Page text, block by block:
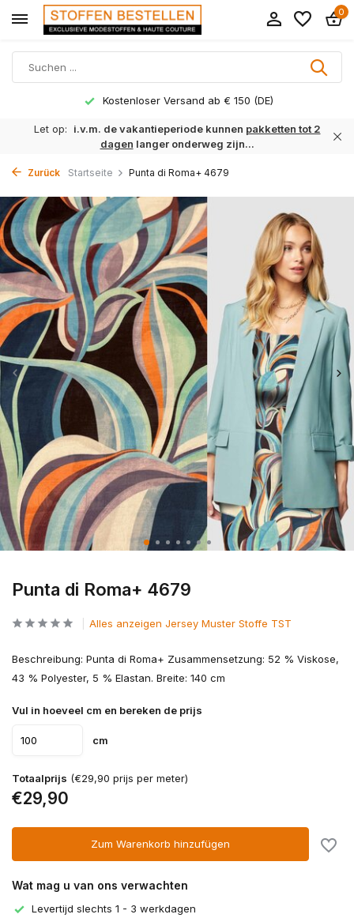
0
Kostenloser Versand ab € 150 (DE)
Let op: i.v.m. de vakantieperiode kunnen pakketten tot 2
dagen langer onderweg zijn...
Zurück Startseite Punta di Roma+ 4679
Punta di Roma+ 4679
Alles anzeigen Jersey Muster Stoffe TST
Beschreibung: Punta di Roma+ Zusammensetzung: 52 % Viskose,
43 % Polyester, 5 % Elastan. Breite: 140 cm
Vul in hoeveel cm en bereken de prijs
cm
Totaalprijs (€29,90 prijs per meter)
€29,90
Zum Warenkorb hinzufügen
Wat mag u van ons verwachten
Levertijd slechts 1 - 3 werkdagen